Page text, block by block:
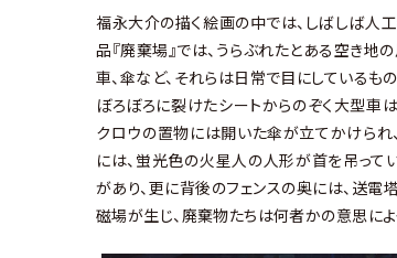
福永大介の描く絵画の中では、しばしば人
品『廃棄場』では、うらぶれたとある空き地
車、傘など、それらは日常で目にしているも
ぼろぼろに裂けたシートからのぞく大型車
クロウの置物には開いた傘が立てかけられ
には、蛍光色の火星人の人形が首を吊って
があり、更に背後のフェンスの奥には、送
磁場が生じ、廃棄物たちは何者かの意思によ